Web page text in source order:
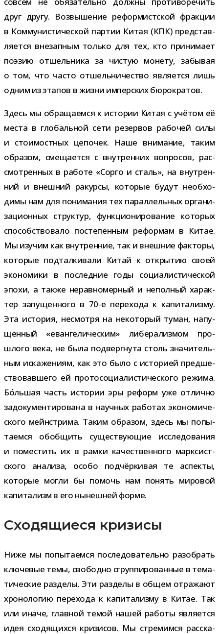
друг другу. Возвышение рефор­мист­ской фрак­ции
в Коммунистической пар­тии Китая (КПК) пред­став­
ля­ется вне­зап­ным только для тех, кто при­ни­мает
поэ­зию отшель­ника за чистую монету, забы­вая
о том, что часто отшель­ни­че­ство явля­ется лишь
одним из эта­пов в жизни импер­ских бюрократов.
Здесь мы обра­ща­емся к исто­рии Китая с учё­том её
места в гло­баль­ной сети резер­вов рабо­чей силы
и сто­и­мост­ных цепо­чек. Наше вни­ма­ние, таким
обра­зом, сме­ща­ется с внут­рен­них вопро­сов, рас­
смот­рен­ных в работе «Сорго и сталь», на внут­рен­
ний и внеш­ний ракурсы, кото­рые будут необ­хо­
димы нам для пони­ма­ния тех парал­лель­ных орга­ни­
за­ци­он­ных струк­тур, функ­ци­о­ни­ро­ва­ние кото­рых
спо­соб­ство­вало посте­пен­ным рефор­мам в Китае.
Мы изу­чим как внут­рен­ние, так и внеш­ние фак­торы,
кото­рые под­тал­ки­вали Китай к откры­тию своей
эко­но­мики в послед­ние годы соци­а­ли­сти­че­ской
эпохи, а также нерав­но­мер­ный и непол­ный харак­
тер запу­щен­ного в 70-​е пере­хода к капи­та­лизму.
Эта исто­рия, несмотря на неко­то­рый туман, напу­
щен­ный «еван­ге­ли­че­ским» либе­ра­лиз­мом про­
шлого века, не была под­верг­нута столь зна­чи­тель­
ным иска­же­ниям, как это было с исто­рией пред­ше­
ство­вав­шего ей про­то­со­ци­а­ли­сти­че­ского режима.
Бо́льшая часть исто­рии эры реформ уже отлично
задо­ку­мен­ти­ро­вана в науч­ных рабо­тах эко­но­ми­че­
ского мейн­стрима. Таким обра­зом, здесь мы попы­
та­емся обоб­щить суще­ству­ю­щие иссле­до­ва­ния
и поме­стить их в рамки каче­ствен­ного марк­сист­
ского ана­лиза, особо под­чёр­ки­вая те аспекты,
кото­рые могли бы помочь нам понять миро­вой
капи­та­лизм в его нынеш­ней форме.
Сходящиеся кризисы
Ниже мы попы­та­емся после­до­ва­тельно разо­брать
клю­че­вые темы, сво­бодно сгруп­пи­ро­ван­ные в тема­
ти­че­ские раз­делы. Эти раз­делы в общем отра­жают
хро­но­ло­гию пере­хода к капи­та­лизму в Китае. Так
или иначе, глав­ной темой нашей работы явля­ется
идея схо­дя­щихся кри­зи­сов. Мы стре­мимся рас­ска­